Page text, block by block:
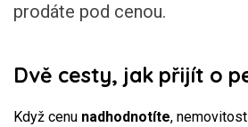
prodáte pod cenou.
Dvě cesty, jak přijít o
Když cenu nadhodnotíte, nemovitost